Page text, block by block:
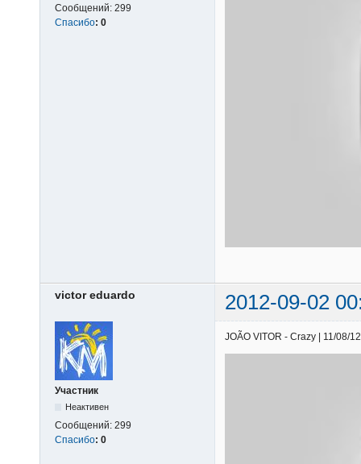
Сообщений: 299
Спасибо: 0
victor eduardo 2012-09-02
Участник
Неактивен
Сообщений: 299
Спасибо: 0
JOÃO VITOR - Crazy | 11/08/